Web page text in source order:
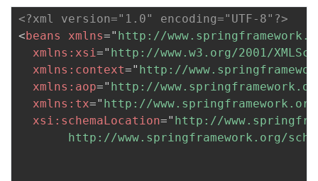
<?xml version="1.0" encoding="UTF-8"?>
< beans xmlns=" http://
xmlns: xsi=" http://www.w3.org/2001/
xmlns: context=" http://
xmlns: aop=" http://
xmlns: tx=" http://
xsi: schemaLocation=" http://
http://www.springframework.org/